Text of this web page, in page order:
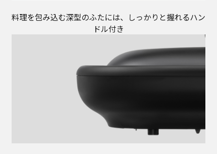
料理を包み込む深型のふたには、しっかりと握れるハン
ドル付き